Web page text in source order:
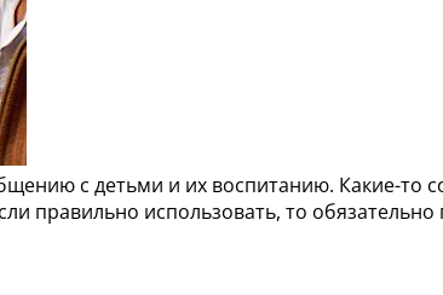
с детьми и их воспитанию. Какие-то
правильно использовать, то